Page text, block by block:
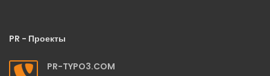
PR - Проекты
PR-TYPO3.COM